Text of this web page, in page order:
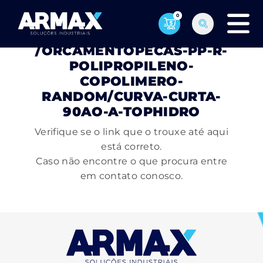
0
PÁGINA NÃO ENCONTRADA
/ORCAMENTOPECAS-PP-R-
POLIPROPILENO-
COPOLIMERO-
RANDOM/CURVA-CURTA-
90AO-A-TOPHIDRO
Verifique se o link que o trouxe até aqui
está correto.
Caso não encontre o que procura entre
em contato conosco.